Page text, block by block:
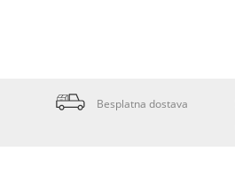
Besplatna dostava